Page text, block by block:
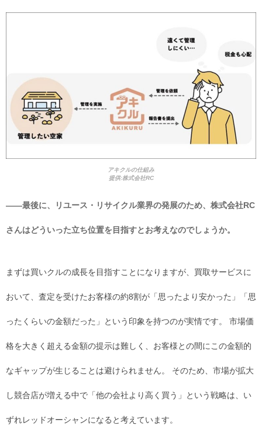
アキクルの仕組み
提供:株式会社RC
――最後に、リユース・リサイクル業界の発展のため、株式会社RC
さんはどういった立ち位置を目指すとお考えなのでしょうか。
まずは買いクルの成長を目指すことになりますが、買取サービスに
おいて、査定を受けたお客様の約8割が「思ったより安かった」「思
ったくらいの金額だった」という印象を持つのが実情です。 市場価
格を大きく超える金額の提示は難しく、お客様との間にこの金額的
なギャップが生じることは避けられません。 そのため、市場が拡大
し競合店が増える中で「他の会社より高く買う」という戦略は、い
ずれレッドオーシャンになると考えています。